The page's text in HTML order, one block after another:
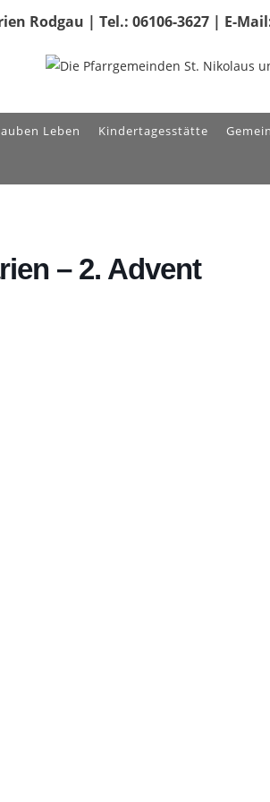
Rodgau | Tel.: 06106-3627 | E-
Leben Kindertagesstätte
– 2. Advent